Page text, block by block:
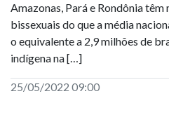
Amazonas, Pará e Rondônia têm
bissexuais do que a média
o equivalente a 2,9 milhões de
indígena na […]
25/05/2022 09:00